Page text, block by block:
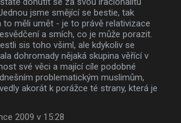
jsme smějící se bestie, tak
to měli umět - je to právě relativizace
a smích, co je může porazit.
sis toho všiml, ale kdykoliv se
dohromady nějaká skupina věřící v
své věci a mající cíle podobné
problematickým muslimům,
akorát k porážce té strany, která je
2009 v 15:28